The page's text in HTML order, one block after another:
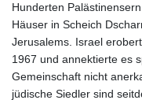
Hunderten
Häuser in Scheich
Jerusalems. Israel
1967 und annektierte es
Gemeinschaft nicht
jüdische Siedler sind